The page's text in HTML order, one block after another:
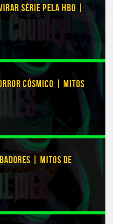
SÉRIE PELA HBO |
CÓSMICO | MITOS
| MITOS DE